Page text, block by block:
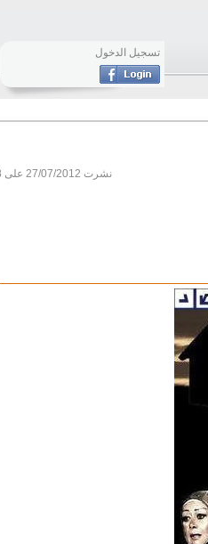
تسجيل الدخول
نشرت 27/07/2012 على 01:28